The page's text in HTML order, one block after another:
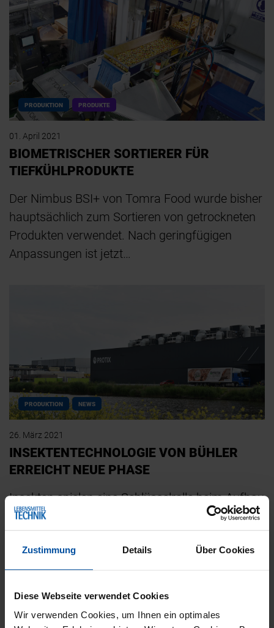
Zustimmung Details Über Cookies
Diese Webseite verwendet Cookies
Wir verwenden Cookies, um Ihnen ein optimales
PRODUKTION PRODUKTE
01. April 2021
BIOMETRISCHER SORTIERER FÜR
TIEFKÜHLPRODUKTE
Der Nimbus BSI+ von Tomra Food wurde bisher
hauptsächlich zum Sortieren von getrockneten
Produkten verwendet. Nach geringfügigen
Anpassungen ist jetzt…
PRODUKTION NEWS
26. März 2021
INSEKTENTECHNOLOGIE VON BÜHLER
ERREICHT NEUE PHASE
Insekten spielen eine Schlüsselrolle beim Aufbau
nachhaltigerer Wertschöpfungsketten für die
Hühner- und Fischzucht. Jetzt kündigt Bühler
einen…